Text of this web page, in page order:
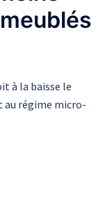
à la baisse le
au régime micro-